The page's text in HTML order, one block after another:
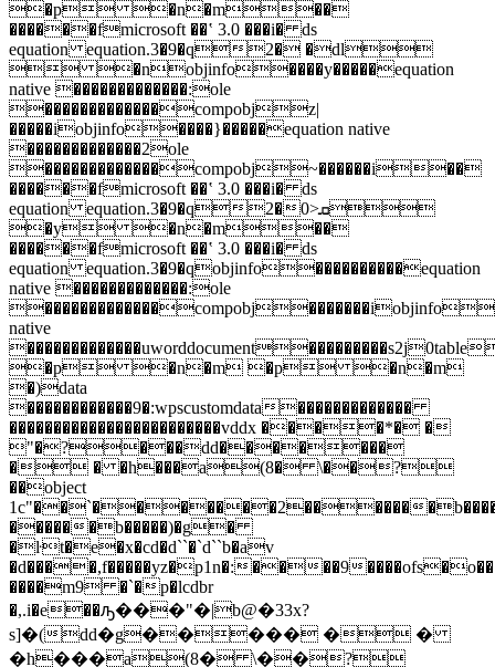
�p �n�m��
������fmicrosoft ��ʽ 3.0 ���i� ds
equation equation.3�9�q2� �dl
 �nobjinfo����y�����equation
native �������������:ole
�������������compobjz|
�����iobjinfo����}�����equation native
�������������2ole
�������������compobj~������i��
������fmicrosoft ��ʽ 3.0 ���i� ds
equation equation.3�9�q2�0>ܩ
�y �n�m��
������fmicrosoft ��ʽ 3.0 ���i� ds
equation equation.3�9�qobjinfo����������equation
native �������������:ole
native
�p �n�m �p �n�m
�)data
������������9�:wpscustomdata�������������
������������������������vddx ����*� �
"�?���dd�������
� � �h���a(8� \��?
��object
1c"��`�������2������
������b�����)�g�
�ŀt�e�x�cd�d``�`d``b�av
�d����,f�����yz�p1n�:�� ��9
����m9 �`�p�lcdbr
�,.i�e��ԡ���"�|b@�33x?
s]�(dd�g����� � �
�h���a(8� \��?